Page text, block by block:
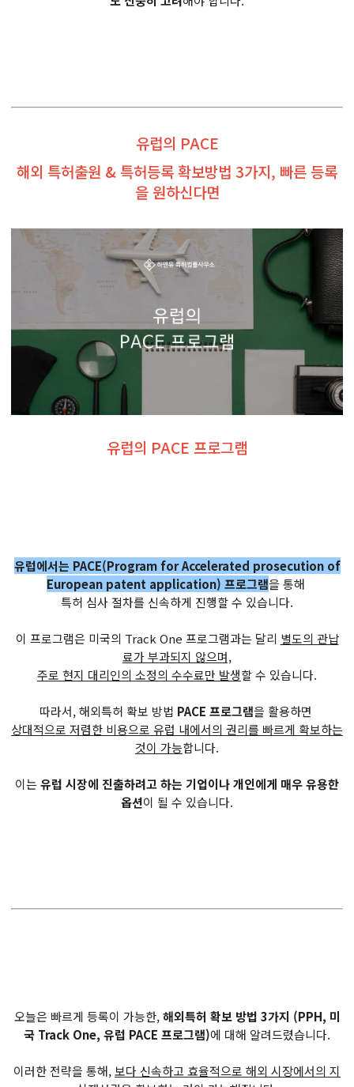
유럽의 PACE
해외 특허출원 & 특허등록 확보방법 3가지, 빠른 등록
을 원하신다면
유럽의 PACE 프로그램
유럽에서는 PACE(Program for Accelerated prosecution of
European patent application) 프로그램​을 통해
특허 심사 절차를 신속하게 진행할 수 있습니다.
이 프로그램은 미국의 Track One 프로그램과는 달리 별도의 관납
료가 부과되지 않으며,
주로 현지 대리인의 소정의 수수료만 발생할 수 있습니다.
따라서, 해외특허 확보 방법 PACE 프로그램을 활용하면
상대적으로 저렴한 비용으로 유럽 내에서의 권리를 빠르게 확보하는
것이 가능합니다.
이는 유럽 시장에 진출하려고 하는 기업이나 개인에게 매우 유용한
옵션이 될 수 있습니다.
오늘은 빠르게 등록이 가능한,해외특허 확보 방법 3가지 (PPH, 미
국 Track One, 유럽 PACE 프로그램)에 대해 알려드렸습니다.
이러한 전략을 통해,보다 신속하고 효율적으로 해외 시장에서의 지